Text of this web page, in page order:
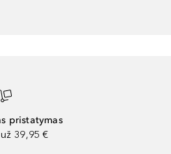
pristatymas
39,95 €